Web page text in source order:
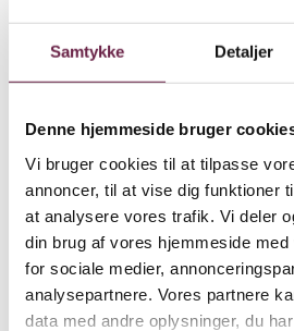
Samtykke Detaljer
Denne hjemmeside bruger
Vi bruger cookies til at tilpasse
annoncer, til at vise dig funktioner
at analysere vores trafik. Vi deler
din brug af vores hjemmeside
for sociale medier,
analysepartnere. Vores partnere
data med andre oplysninger, du